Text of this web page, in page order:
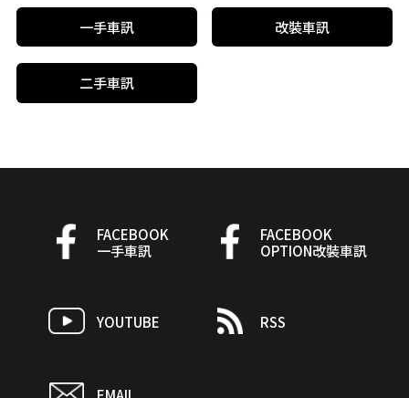
一手車訊 改裝車訊
二手車訊
FACEBOOK
一手車訊
FACEBOOK
OPTION改裝車訊
YOUTUBE RSS